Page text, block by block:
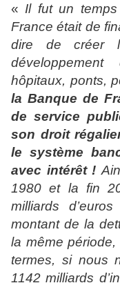
« Il fut un
France était de
dire de créer
hôpitaux, ponts,
la Banque de
de service
son droit
le système
avec intérêt !
1980 et la fin
milliards
montant de la
la même période,
termes, si nous
1142 milliards